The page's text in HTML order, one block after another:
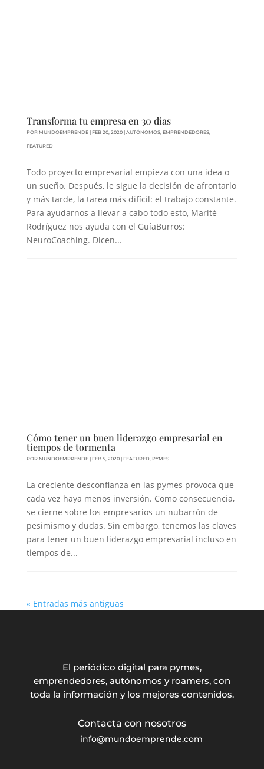
Transforma tu empresa en 30 días
POR MUNDOEMPRENDE| FEB 20, 2020| AUTÓNOMOS, EMPRENDEDORES,
FEATURED
Todo proyecto empresarial empieza con una idea o
un sueño. Después, le sigue la decisión de afrontarlo
y más tarde, la tarea más difícil: el trabajo constante.
Para ayudarnos a llevar a cabo todo esto, Marité
Rodríguez nos ayuda con el GuíaBurros:
NeuroCoaching. Dicen...
Cómo tener un buen liderazgo empresarial en
tiempos de tormenta
POR MUNDOEMPRENDE| FEB 5, 2020| FEATURED, PYMES
La creciente desconfianza en las pymes provoca que
cada vez haya menos inversión. Como consecuencia,
se cierne sobre los empresarios un nubarrón de
pesimismo y dudas. Sin embargo, tenemos las claves
para tener un buen liderazgo empresarial incluso en
tiempos de...
« Entradas más antiguas
El periódico digital para pymes,
emprendedores, autónomos y roamers, con
toda la información y los mejores contenidos.
info@mundoemprende.com